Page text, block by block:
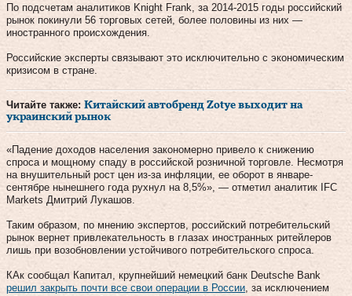
По подсчетам аналитиков Knight Frank, за 2014-2015 годы российский
рынок покинули 56 торговых сетей, более половины из них —
иностранного происхождения.
Российские эксперты связывают это исключительно с экономическим
кризисом в стране.
Читайте также: Китайский автобренд Zotye выходит на
украинский рынок
«Падение доходов населения закономерно привело к снижению
спроса и мощному спаду в российской розничной торговле. Несмотря
на внушительный рост цен из-за инфляции, ее оборот в январе-
сентябре нынешнего года рухнул на 8,5%», — отметил аналитик IFC
Markets Дмитрий Лукашов.
Таким образом, по мнению экспертов, российский потребительский
рынок вернет привлекательность в глазах иностранных ритейлеров
лишь при возобновлении устойчивого потребительского спроса.
КАк сообщал Капитал, крупнейший немецкий банк Deutsche Bank
решил закрыть почти все свои операции в России , за исключением